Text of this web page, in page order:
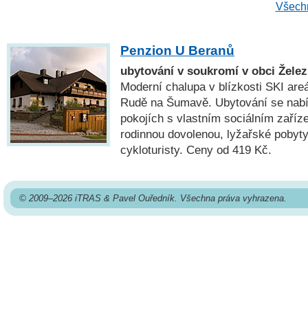
Penzion U Beranů
ubytování v soukromí v obci
Moderní chalupa v blízkosti SKI
Rudě na Šumavě. Ubytování se
pokojích s vlastním sociálním
rodinnou dovolenou, lyžařské
cykloturisty. Ceny od 419 Kč.
© 2009–2026 iTRAS & Pavel Ouředník. Všechna práva vyhrazena.